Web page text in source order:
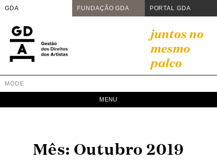
GDA FUNDAÇÃO GDA PORTAL GDA
content
juntos no
mesmo
palco
GDA
Juntos no mesmo palco
MODE
Mês: Outubro 2019